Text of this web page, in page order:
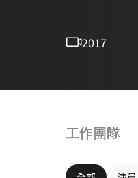
2017
工作團隊